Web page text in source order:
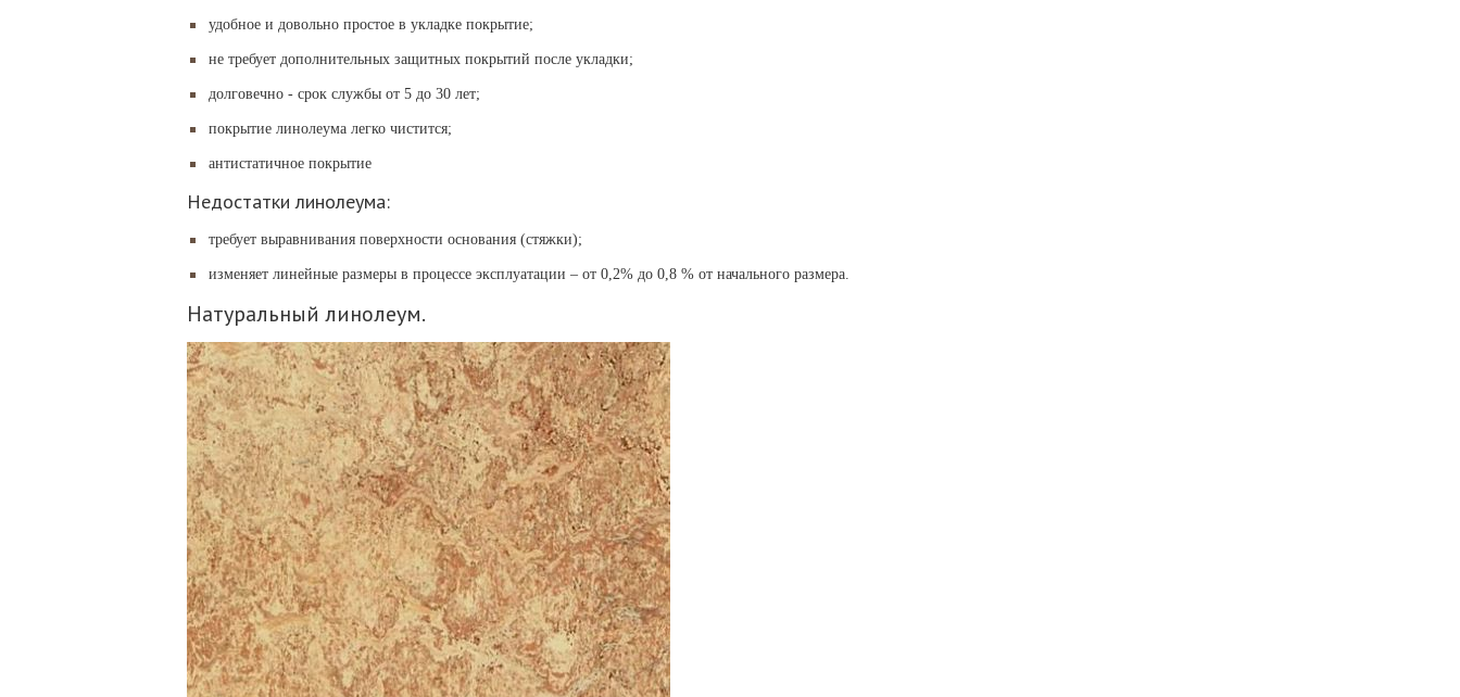
удобное и довольно простое в укладке покрытие;
не требует дополнительных защитных покрытий после укладки;
долговечно - срок службы от 5 до 30 лет;
покрытие линолеума легко чистится;
антистатичное покрытие
Недостатки линолеума:
требует выравнивания поверхности основания (стяжки);
изменяет линейные размеры в процессе эксплуатации – от 0,2% до 0,8 % от начального размера.
Натуральный линолеум.